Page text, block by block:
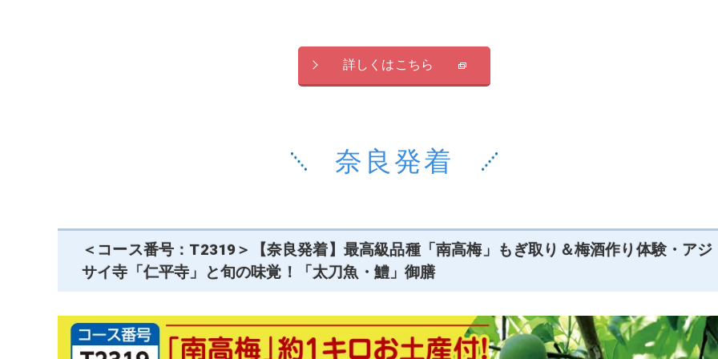
詳しくはこちら
奈良発着
＜コース番号：T2319＞【奈良発着】最高級品種「南高梅」もぎ取り＆梅酒作り体験・アジ
サイ寺「仁平寺」と旬の味覚！「太刀魚・鱧」御膳